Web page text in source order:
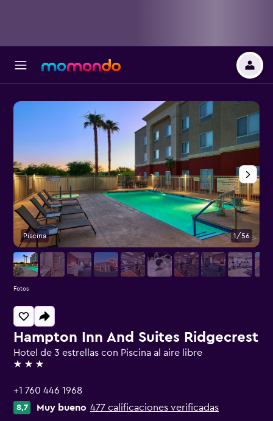
Hampton Inn And Suites Ridgecrest
Hotel de 3 estrellas con Piscina al aire libre
3 estrellas
+1 760 446 1968
8,7 Muy bueno 477 calificaciones verificadas
Piscina 1/56
Fotos